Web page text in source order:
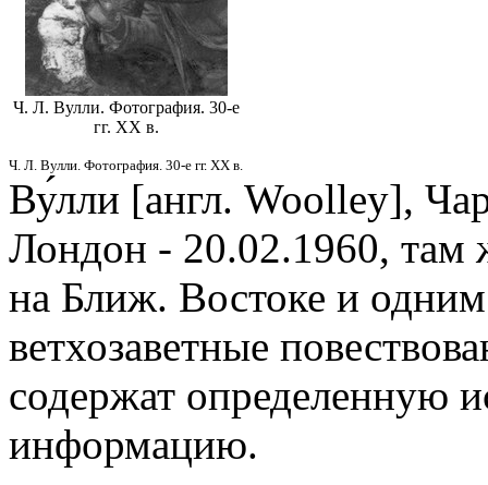
Ч. Л. Вулли. Фотография. 30-е
гг. ХХ в.
Ч. Л. Вулли. Фотография. 30-е гг. ХХ в.
Ву́лли [англ. Woolley],
Лондон - 20.02.1960, там
на Ближ. Востоке и
ветхозаветные
содержат определенную
информацию.